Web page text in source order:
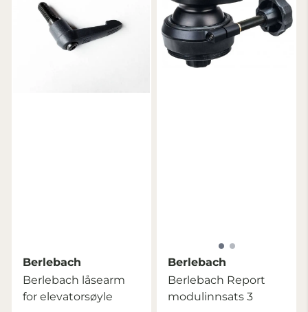
Berlebach
Berlebach låsearm
for elevatorsøyle
Berlebach
Berlebach Report
modulinnsats 3